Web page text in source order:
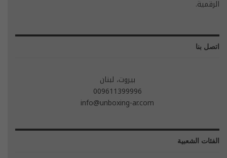
الرقمية.
اتصل بنا
بيروت، لبنان
009611399996
info@unboxing-ar.com
الفئات الشعبية